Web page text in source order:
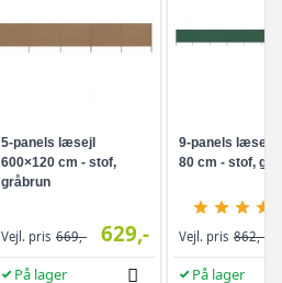
5-panels læsejl
600×120 cm - stof,
gråbrun
Vejl. pris 669,- 629,-
På lager
9-panels læsejl
80 cm - stof,
Vejl. pris 862,-
På lager